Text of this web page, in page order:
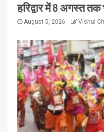
हरिद्वार में 8 अगस्त तक
August 5, 2026 Vishul